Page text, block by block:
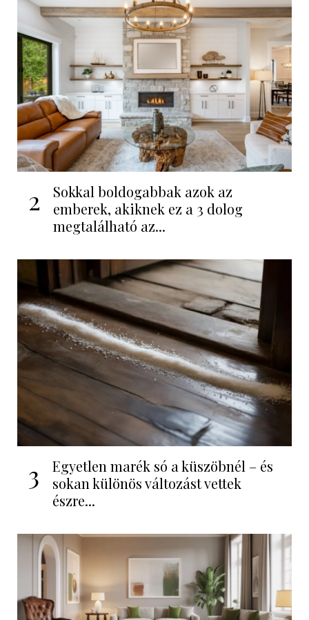
2
Sokkal boldogabbak azok az
emberek, akiknek ez a 3 dolog
megtalálható az...
3
Egyetlen marék só a küszöbnél – és
sokan különös változást vettek
észre...